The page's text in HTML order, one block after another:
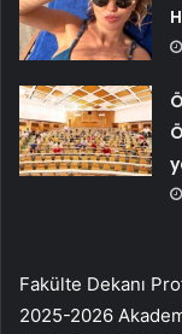
Fakülte Dekanı
2025-2026